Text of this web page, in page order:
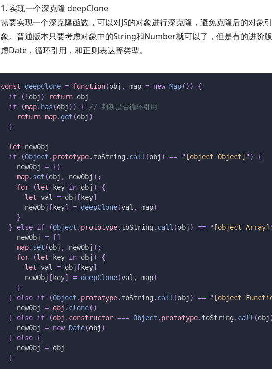
1. 实现一个深克隆 deepClone
需要实现一个深克隆函数，可以对JS的对象进行深克隆，避免克隆后的对象
象。普通版本只要考虑对象中的String和Number就可以了，但是有的进阶
虑Date，循环引用，和正则表达等类型。
const deepClone = function(obj , map = new Map())
{
  if
(! obj ) return obj
  if
(map. has (obj )) { // 判断是否循环引用
    return map
. get (obj )
  }
  let
newObj
  if
(Object . prototype. toString . call (obj ) == " [object Object] " )
{
    newObj
= {}
    map
. set (obj , newObj );
    for
(let key in obj )
{
      let
val = obj [ key]
      newObj
[ key] = deepClone(val , map)
    }
  }
else if (Object . prototype. toString . call (obj ) == " [object Array]
    newObj
= []
    map
. set (obj , newObj );
    for
(let key in obj )
{
      let
val = obj [ key]
      newObj
[ key] = deepClone(val , map)
    }
  }
else if (Object . prototype. toString . call (obj ) == " [object
    newObj
= obj . clone()
  }
else if (obj . constructor === Object . prototype. toString . call (obj
    newObj
= new Date(obj )
  }
else {
    newObj
= obj
  }